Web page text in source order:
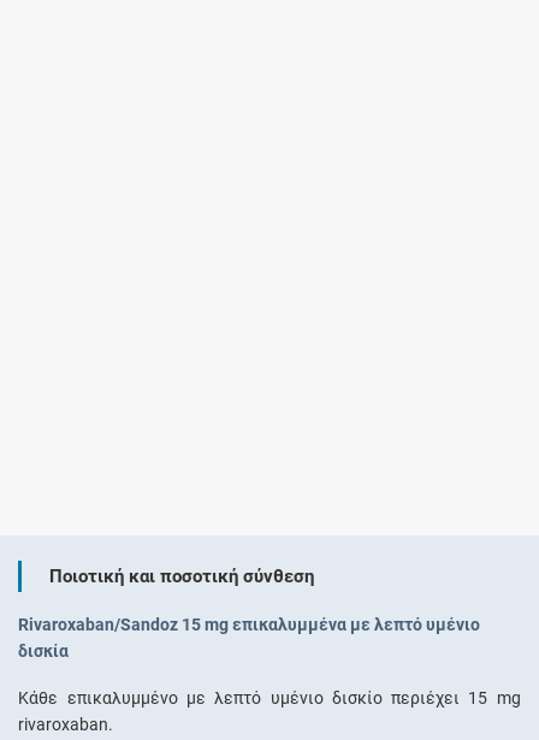
Ποιοτική και ποσοτική σύνθεση
Rivaroxaban/Sandoz 15 mg επικαλυμμένα με λεπτό υμένιο
δισκία
Κάθε επικαλυμμένο με λεπτό υμένιο δισκίο περιέχει 15 mg
rivaroxaban.